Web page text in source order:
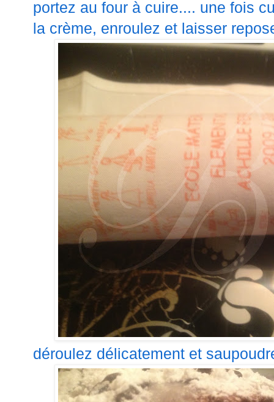
portez au four à cuire.... une fois
la crème, enroulez et laisser
déroulez délicatement et